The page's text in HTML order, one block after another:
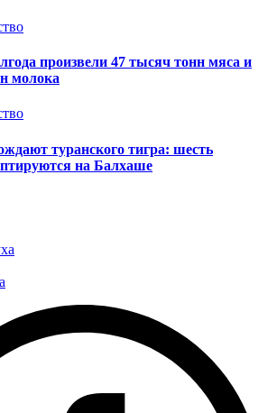
произвели 47 тысяч тонн мяса и
молока
туранского тигра: шесть
на Балхаше